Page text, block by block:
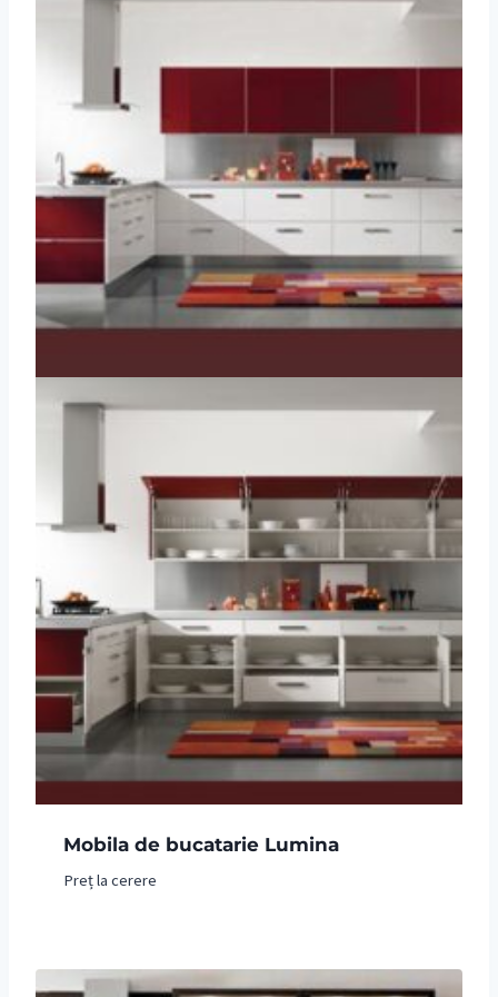
Mobila de bucatarie Lumina
Preț la cerere